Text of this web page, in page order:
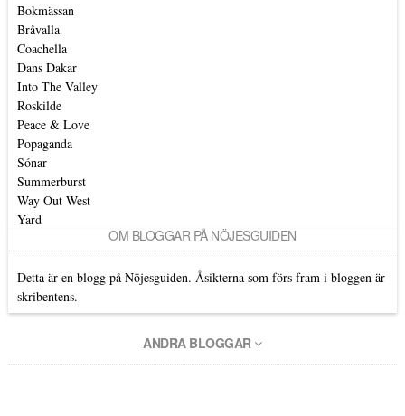
Bokmässan
Bråvalla
Coachella
Dans Dakar
Into The Valley
Roskilde
Peace & Love
Popaganda
Sónar
Summerburst
Way Out West
Yard
OM BLOGGAR PÅ NÖJESGUIDEN
Detta är en blogg på Nöjesguiden. Åsikterna som förs fram i bloggen är
skribentens.
ANDRA BLOGGAR